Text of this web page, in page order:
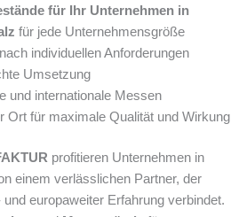
für Ihr Unternehmen in
für jede Unternehmensgröße
individuellen Anforderungen
Umsetzung
und internationale Messen
Ort für maximale Qualität und Wirkung
profitieren Unternehmen in
einem verlässlichen Partner, der
europaweiter Erfahrung verbindet.